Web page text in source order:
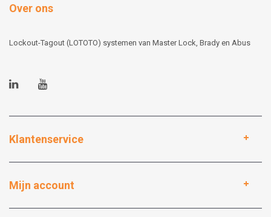
Over ons
Lockout-Tagout (LOTOTO) systemen van Master Lock, Brady en Abus
Klantenservice
Mijn account